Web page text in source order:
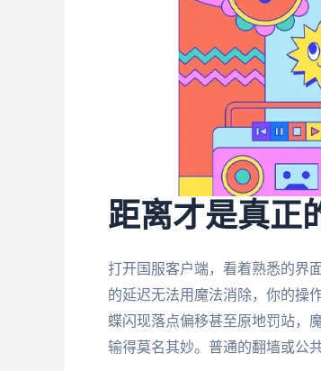
距离才是真正
打开国服客户端，看着熟悉的界
的延迟无法用魔法消除，你的操
蝶闪现落点偏移甚至原地罚站，
输得莫名其妙。普通的翻墙或公